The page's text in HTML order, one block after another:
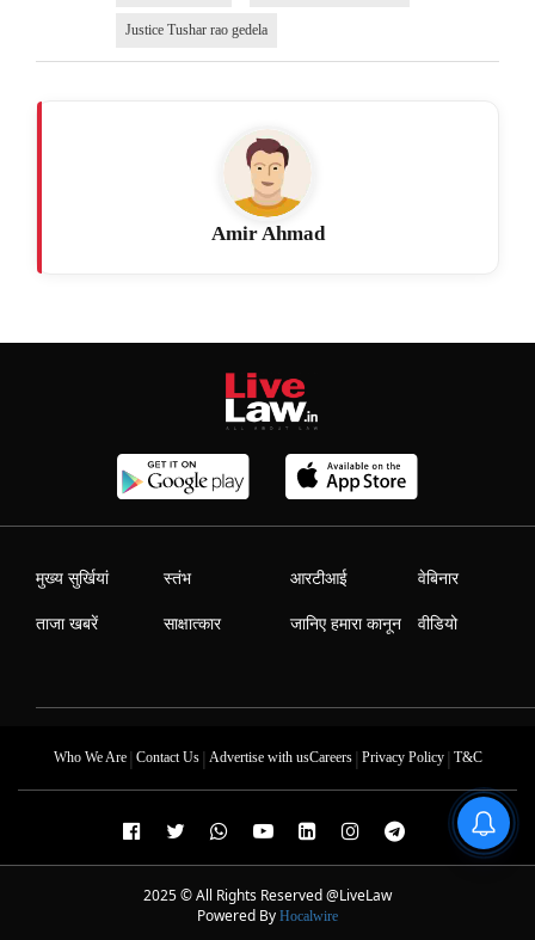
Justice Tushar rao gedela
Amir Ahmad
मुख्य सुर्खियां
ताजा खबरें
स्तंभ
साक्षात्कार
आरटीआई
जानिए हमारा कानून
वेबिनार
वीडियो
Who We Are| Contact Us| Advertise with usCareers| Privacy Policy| T&C
2025 © All Rights Reserved @LiveLaw
Powered By Hocalwire